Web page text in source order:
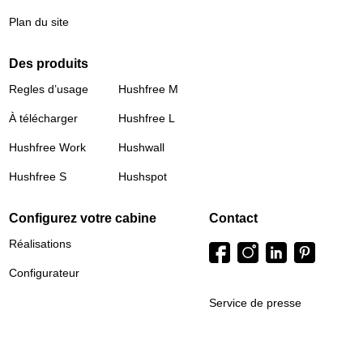
Plan du site
Des produits
Regles d’usage
À télécharger
Hushfree Work
Hushfree S
Hushfree M
Hushfree L
Hushwall
Hushspot
Configurez votre cabine
Réalisations
Configurateur
Contact
Service de presse